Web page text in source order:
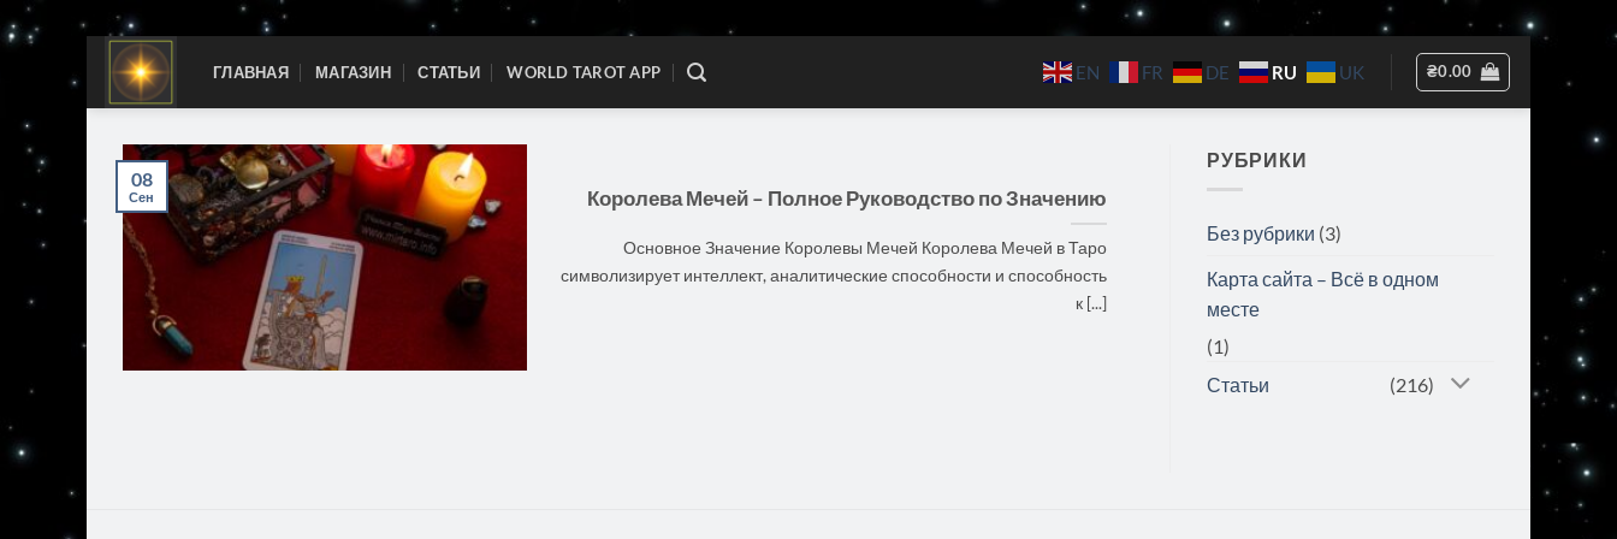
Skip
content
ГЛАВНАЯ МАГАЗИН СТАТЬИ WORLD TAROT APP EN FR DE RU UK ₴0.00
Королева Мечей – Полное Руководство по Значению
Основное Значение Королевы Мечей Королева Мечей в Таро
символизирует интеллект, аналитические способности и способность
к [...]
08
Сен
РУБРИКИ
Без рубрики (3)
Карта сайта – Всё в одном
месте
(1)
Статьи
(216)